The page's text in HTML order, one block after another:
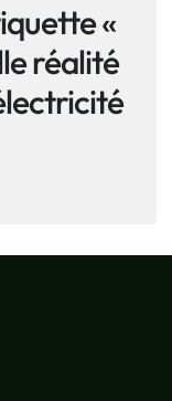
«
réalité